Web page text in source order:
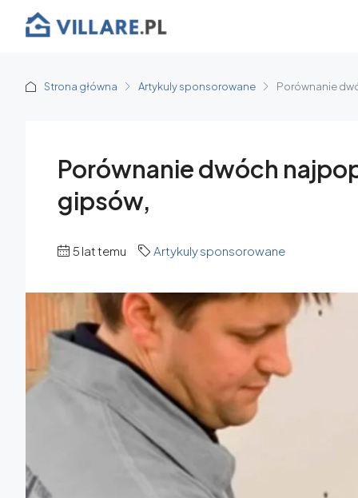
Strona główna Artykuly sponsorowane Porównanie
Porównanie dwóch
gipsów,
5 lat temu Artykuly sponsorowane